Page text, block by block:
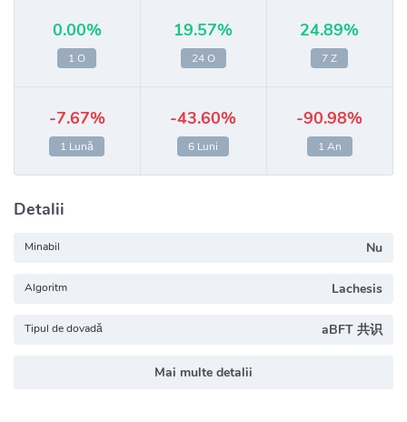
0.00%
1 O
19.57%
24 O
24.89%
7 Z
-7.67%
1 Lună
-43.60%
6 Luni
-90.98%
1 An
Detalii
Minabil Nu
Algoritm Lachesis
Tipul de dovadă aBFT 共识
Mai multe detalii